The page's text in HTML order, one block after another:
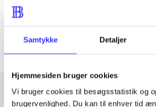
Samtykke Detaljer
Hjemmesiden bruger cookies
Vi bruger cookies til besøgsstatistik og
brugervenlighed. Du kan til enhver tid